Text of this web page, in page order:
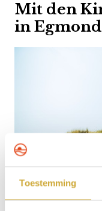
Toestemming
Mit den
in